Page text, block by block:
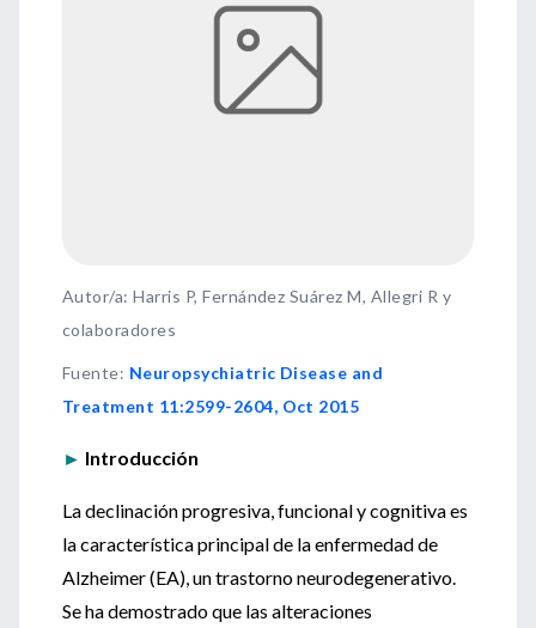
Autor/a: Harris P, Fernández Suárez M, Allegri R y
colaboradores
Fuente: Neuropsychiatric Disease and
Treatment 11:2599-2604, Oct 2015
► Introducción
La declinación progresiva, funcional y cognitiva es
la característica principal de la enfermedad de
Alzheimer (EA), un trastorno neurodegenerativo.
Se ha demostrado que las alteraciones